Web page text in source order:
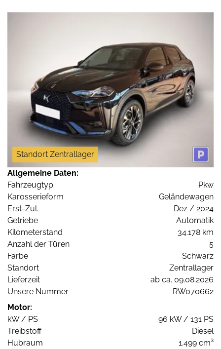
Standort Zentrallager
Allgemeine Daten:
Fahrzeugtyp
Pkw
Karosserieform
Geländewagen
Erst-Zul.
Dez / 2024
Getriebe
Automatik
Kilometerstand
34.178 km
Anzahl der Türen
5
Farbe
Schwarz
Standort
Zentrallager
Lieferzeit
ab ca. 09.08.2026
Unsere Nummer
RW070662
Motor:
kW / PS
96 kW / 131 PS
Treibstoff
Diesel
Hubraum
1.499 cm³